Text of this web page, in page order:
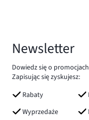
Newsletter
Dowiedz się o
Zapisując się zyskujesz:
Rabaty
Wyprzedaże